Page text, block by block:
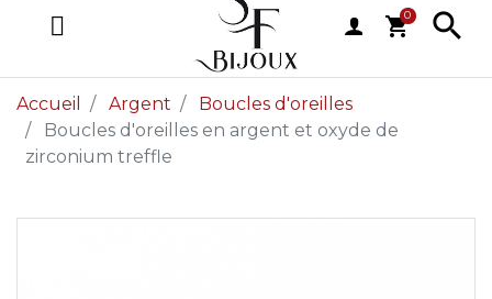
shopping_cart
0 
Accueil Argent
Boucles d'oreilles
Boucles d'oreilles en argent et oxyde de
zirconium treffle